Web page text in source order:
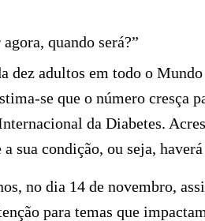
quando será?”
dez adultos em todo o
se que o número cresça
da Diabetes.
a sua condição, ou seja,
no dia 14 de novembro,
para temas que